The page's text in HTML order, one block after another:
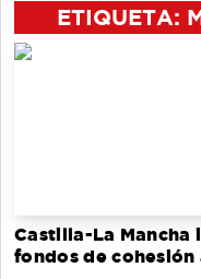
ETIQUETA:
Castilla-La Mancha
fondos de